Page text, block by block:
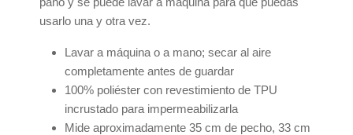
usarlo una y otra vez.
Lavar a máquina o a mano; secar al aire
completamente antes de guardar
100% poliéster con revestimiento de TPU
incrustado para impermeabilizarla
Mide aproximadamente 35 cm de pecho, 33 cm